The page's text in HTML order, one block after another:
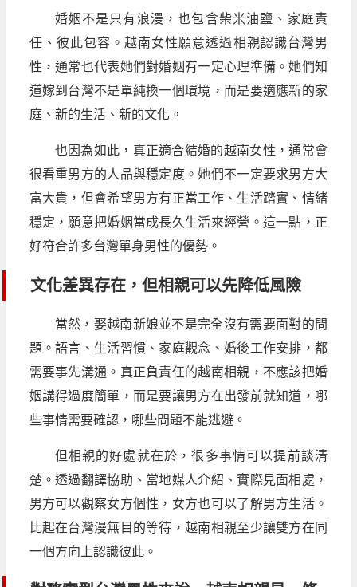
婚姻不是只有浪漫，也包含柴米油鹽、家庭責
任、彼此包容。越南女性願意透過相親認識台灣男
性，通常也代表她們對婚姻有一定心理準備。她們知
道嫁到台灣不是單純換一個環境，而是要適應新的家
庭、新的生活、新的文化。
也因為如此，真正適合結婚的越南女性，通常會
很看重男方的人品與穩定度。她們不一定要求男方大
富大貴，但會希望男方有正當工作、生活踏實、情緒
穩定，願意把婚姻當成長久生活來經營。這一點，正
好符合許多台灣單身男性的優勢。
文化差異存在，但相親可以先降低風險
當然，娶越南新娘並不是完全沒有需要面對的問
題。語言、生活習慣、家庭觀念、婚後工作安排，都
需要事先溝通。真正負責任的越南相親，不應該把婚
姻講得過度簡單，而是要讓男方在出發前就知道，哪
些事情需要確認，哪些問題不能逃避。
但相親的好處就在於，很多事情可以提前談清
楚。透過翻譯協助、當地媒人介紹、實際見面相處，
男方可以觀察女方個性，女方也可以了解男方生活。
比起在台灣漫無目的等待，越南相親至少讓雙方在同
一個方向上認識彼此。